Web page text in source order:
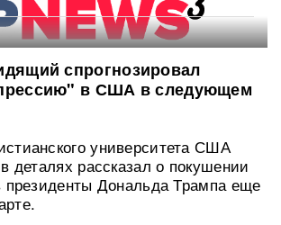
спрогнозировал
в США в следующем
университета США
деталях рассказал о покушении
президенты Дональда Трампа еще